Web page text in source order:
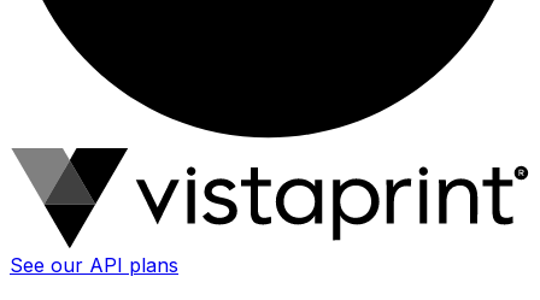
See our API plans